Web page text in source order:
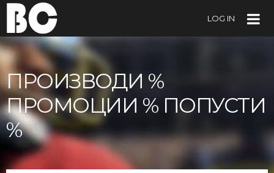
LOG IN
ПРОИЗВОДИ %
ПРОМОЦИИ % ПОПУСТИ
%